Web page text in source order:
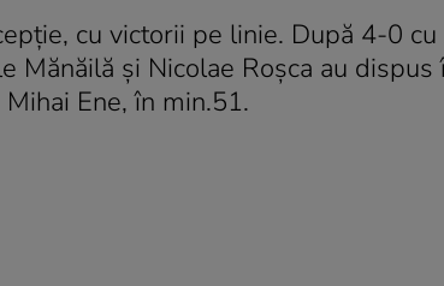
cu victorii pe linie. După 4-0
şi Nicolae Roşca au
Ene, în min.51.